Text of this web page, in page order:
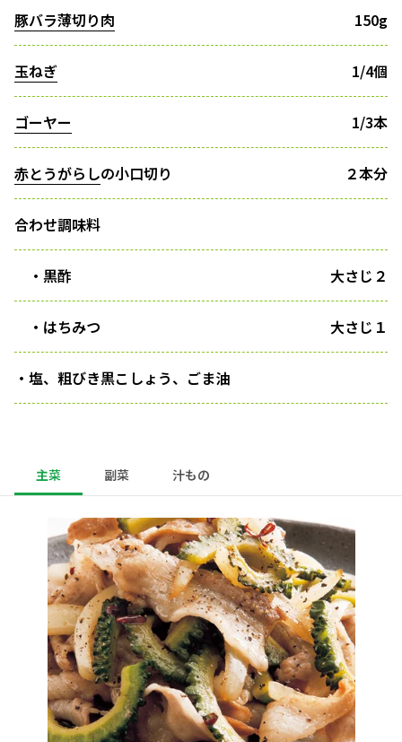
豚バラ薄切り肉 150g
玉ねぎ 1/4個
ゴーヤー 1/3本
赤とうがらしの小口切り ２本分
合わせ調味料
・黒酢 大さじ２
・はちみつ 大さじ１
・塩、粗びき黒こしょう、ごま油
主菜 副菜 汁もの